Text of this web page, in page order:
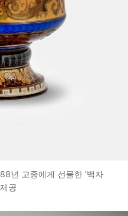
년 고종에게 선물한 ‘백자
공